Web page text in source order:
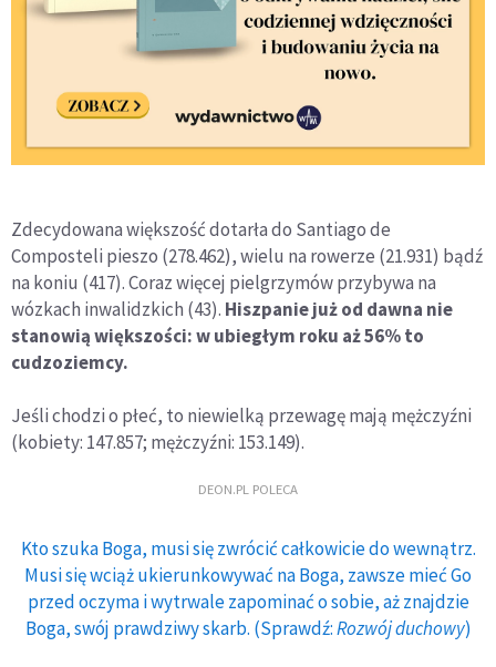
Zdecydowana większość dotarła do Santiago de
Composteli pieszo (278.462), wielu na rowerze (21.931) bądź
na koniu (417). Coraz więcej pielgrzymów przybywa na
wózkach inwalidzkich (43). Hiszpanie już od dawna nie
stanowią większości: w ubiegłym roku aż 56% to
cudzoziemcy.
Jeśli chodzi o płeć, to niewielką przewagę mają mężczyźni
(kobiety: 147.857; mężczyźni: 153.149).
DEON.PL POLECA
Kto szuka Boga, musi się zwrócić całkowicie do wewnątrz.
Musi się wciąż ukierunkowywać na Boga, zawsze mieć Go
przed oczyma i wytrwale zapominać o sobie, aż znajdzie
Boga, swój prawdziwy skarb. (Sprawdź:Rozwój duchowy)